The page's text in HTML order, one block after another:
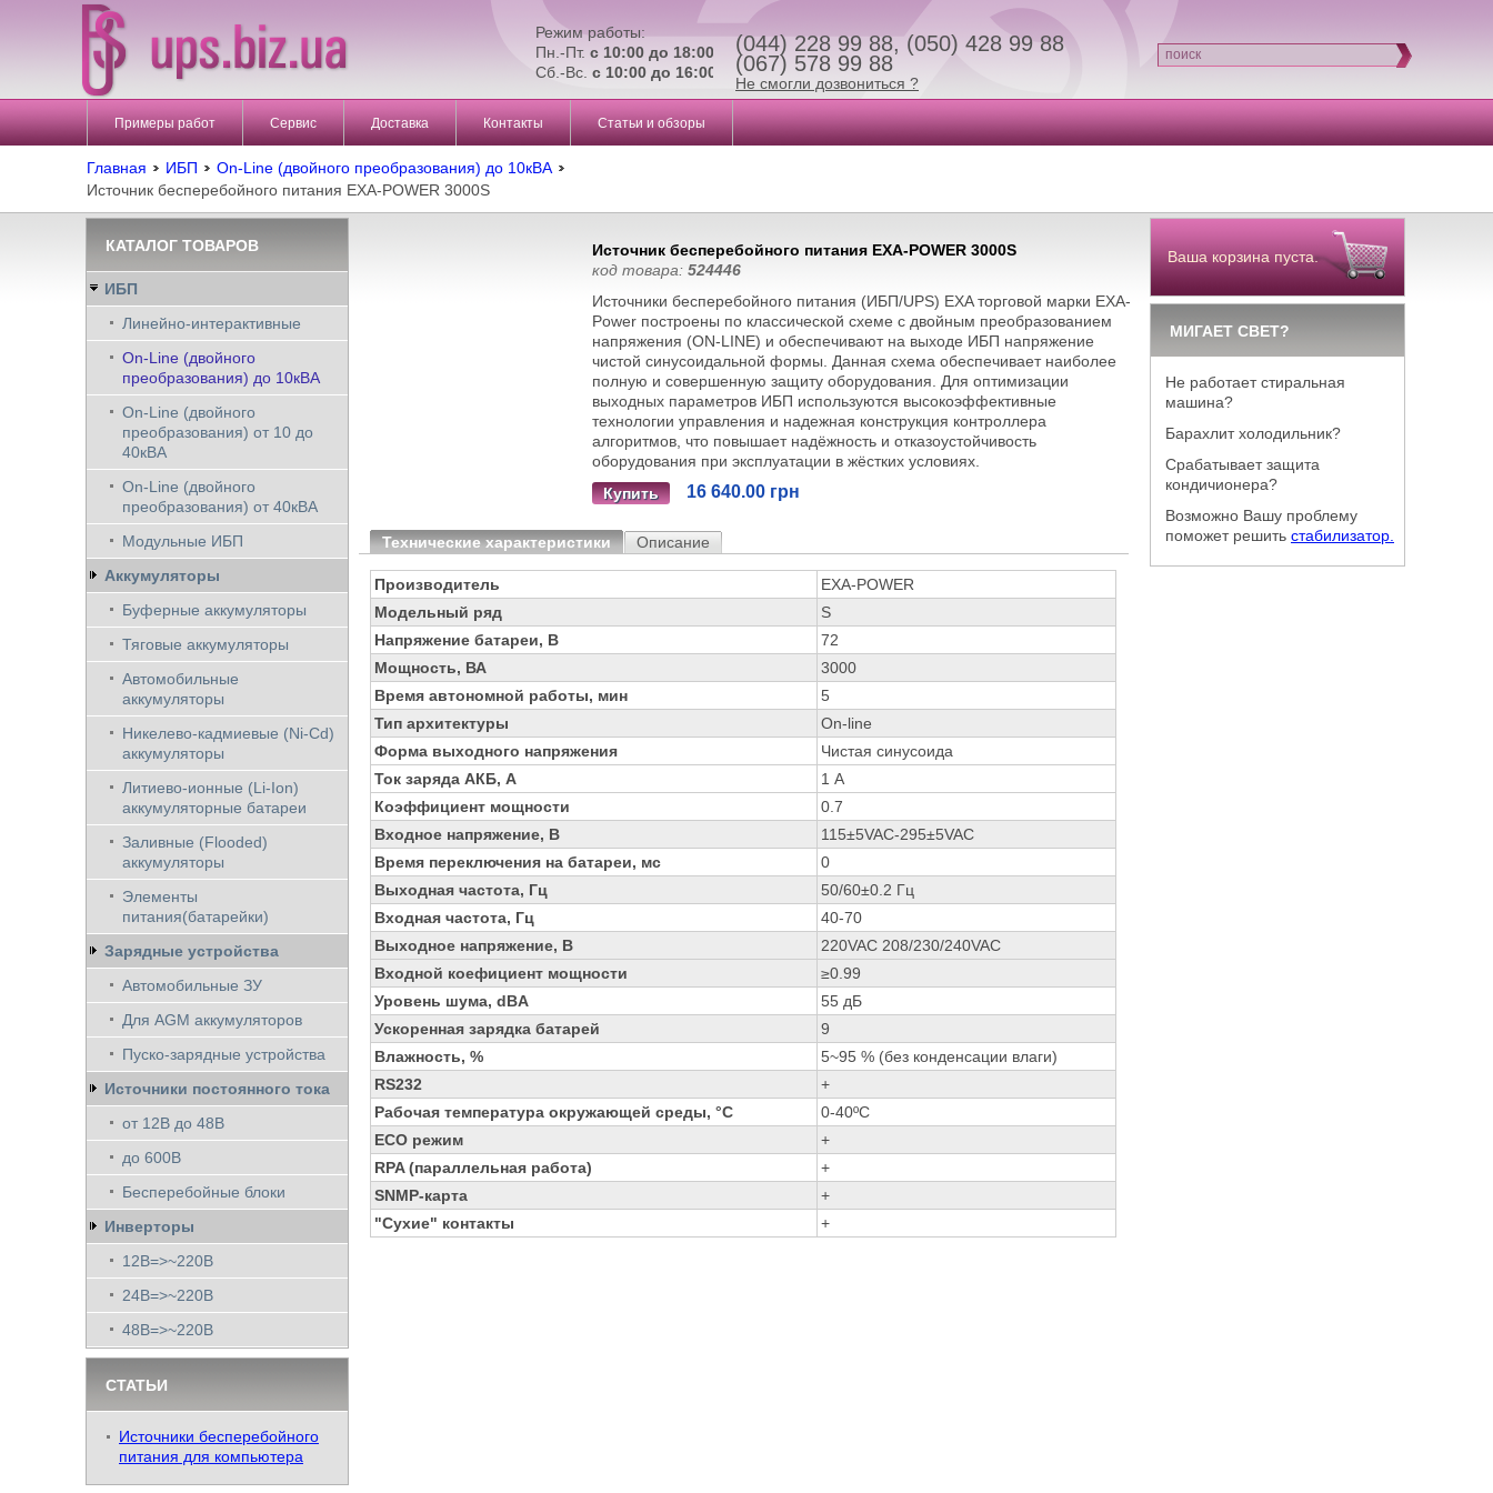
Режим работы:
Пн.-Пт. с 10:00 до 18:00
Сб.-Вс. с 10:00 до 16:00
(044) 228 99 88, (050) 428 99 88
(067) 578 99 88
Не смогли дозвониться ?
поиск
Примеры работ Сервис Доставка Контакты Статьи и обзоры
Главная ИБП
On-Line (двойного преобразования) до 10кВА
Источник бесперебойного питания EXA-POWER 3000S
Источник бесперебойного питания EXA-POWER 3000S
код товара: 524446
Источники бесперебойного питания (ИБП/UPS) EXA торговой марки EXA-
Power построены по классической схеме с двойным преобразованием
напряжения (ON-LINE) и обеспечивают на выходе ИБП напряжение
чистой синусоидальной формы. Данная схема обеспечивает наиболее
полную и совершенную защиту оборудования. Для оптимизации
выходных параметров ИБП используются высокоэффективные
технологии управления и надежная конструкция контроллера
алгоритмов, что повышает надёжность и отказоустойчивость
оборудования при эксплуатации в жёстких условиях.
Купить
16 640.00 грн
Технические характеристики Описание
Производитель
EXA-POWER
Модельный ряд
S
Напряжение батареи, В
72
Мощность, ВА
3000
Время автономной работы, мин
5
Тип архитектуры
On-line
Форма выходного напряжения
Чистая синусоида
Ток заряда АКБ, А
1 А
Коэффициент мощности
0.7
Входное напряжение, В
115±5VAC-295±5VAC
Время переключения на батареи, мс
0
Выходная частота, Гц
50/60±0.2 Гц
Входная частота, Гц
40-70
Выходное напряжение, В
220VAC 208/230/240VAC
Входной коефициент мощности
≥0.99
Уровень шума, dBA
55 дБ
Ускоренная зарядка батарей
9
Влажность, %
5~95 % (без конденсации влаги)
RS232
+
Рабочая температура окружающей среды, °C
0-40ºC
ECO режим
+
RPA (параллельная работа)
+
SNMP-карта
+
"Сухие" контакты
+
КАТАЛОГ ТОВАРОВ
ИБП
Линейно-интерактивные
On-Line (двойного
преобразования) до 10кВА
On-Line (двойного
преобразования) от 10 до
40кВА
On-Line (двойного
преобразования) от 40кВА
Модульные ИБП
Аккумуляторы
Буферные аккумуляторы
Тяговые аккумуляторы
Автомобильные
аккумуляторы
Никелево-кадмиевые (Ni-Cd)
аккумуляторы
Литиево-ионные (Li-Ion)
аккумуляторные батареи
Заливные (Flooded)
аккумуляторы
Элементы
питания(батарейки)
Зарядные устройства
Автомобильные ЗУ
Для AGM аккумуляторов
Пуско-зарядные устройства
Источники постоянного тока
от 12В до 48В
до 600В
Бесперебойные блоки
Инверторы
12В=>~220В
24В=>~220В
48В=>~220В
СТАТЬИ
Источники бесперебойного
питания для компьютера
Ваша корзина пуста.
МИГАЕТ СВЕТ?
Не работает стиральная
машина?
Барахлит холодильник?
Срабатывает защита
кондичионера?
Возможно Вашу проблему
поможет решить стабилизатор.